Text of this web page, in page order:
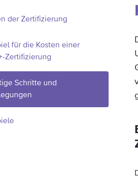
der Zertifizierung
für die Kosten einer
Zertifizierung
Schritte und